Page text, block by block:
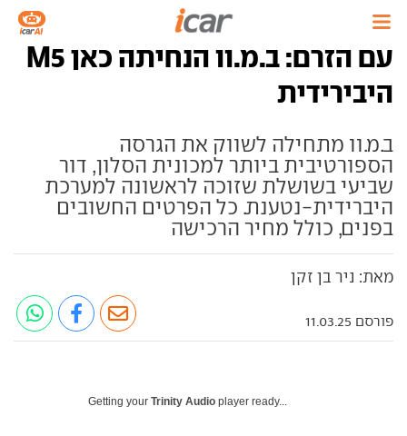
עם הזרם: ב.מ.וו הנחיתה כאן M5
היבירידית
ב.מ.וו מתחילה לשווק את הגרסה
הספורטיבית ביותר למכונית הסלון, דור
שביעי בשושלת שזוכה לראשונה למערכת
היברידית-נטענת. כל הפרטים החשובים
בפנים, כולל מחיר הרכישה
מאת: ניר בן זקן
פורסם 11.03.25
Getting your Trinity Audio player ready...